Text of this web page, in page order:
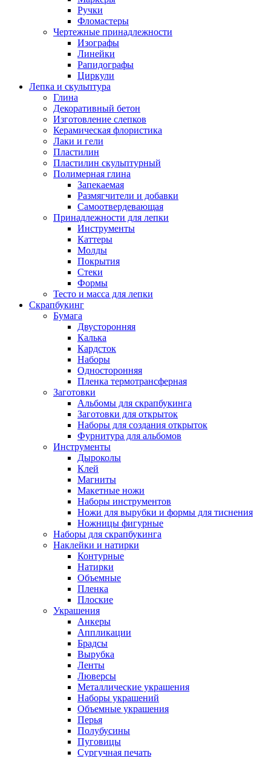
Ручки
Фломастеры
Чертежные принадлежности
Изографы
Линейки
Рапидографы
Циркули
Лепка и скульптура
Глина
Декоративный бетон
Изготовление слепков
Керамическая флористика
Лаки и гели
Пластилин
Пластилин скульптурный
Полимерная глина
Запекаемая
Размягчители и добавки
Самоотвердевающая
Принадлежности для лепки
Инструменты
Каттеры
Молды
Покрытия
Стеки
Формы
Тесто и масса для лепки
Скрапбукинг
Бумага
Двусторонняя
Калька
Кардсток
Наборы
Односторонняя
Пленка термотрансферная
Заготовки
Альбомы для скрапбукинга
Заготовки для открыток
Наборы для создания открыток
Фурнитура для альбомов
Инструменты
Дыроколы
Клей
Магниты
Макетные ножи
Наборы инструментов
Ножи для вырубки и формы для тиснения
Ножницы фигурные
Наборы для скрапбукинга
Наклейки и натирки
Контурные
Натирки
Объемные
Пленка
Плоские
Украшения
Анкеры
Аппликации
Брадсы
Вырубка
Ленты
Люверсы
Металлические украшения
Наборы украшений
Объемные украшения
Перья
Полубусины
Пуговицы
Сургучная печать